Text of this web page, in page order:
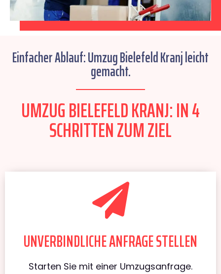
Einfacher Ablauf: Umzug Bielefeld Kranj leicht
gemacht.
UMZUG BIELEFELD KRANJ: IN 4
SCHRITTEN ZUM ZIEL
UNVERBINDLICHE ANFRAGE STELLEN
Starten Sie mit einer Umzugsanfrage.